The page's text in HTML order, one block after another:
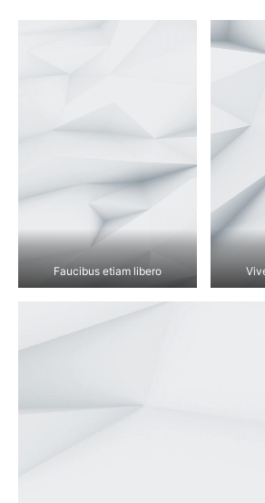
Faucibus etiam libero